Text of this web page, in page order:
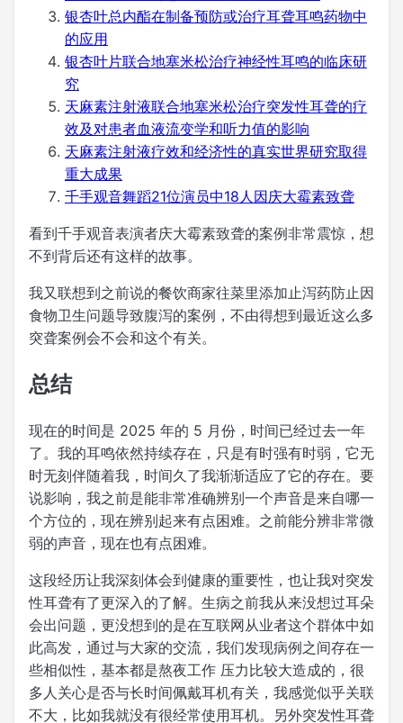
银杏叶总内酯在制备预防或治疗耳聋耳鸣药物中
的应用
银杏叶片联合地塞米松治疗神经性耳鸣的临床研
究
天麻素注射液联合地塞米松治疗突发性耳聋的疗
效及对患者血液流变学和听力值的影响
天麻素注射液疗效和经济性的真实世界研究取得
重大成果
千手观音舞蹈21位演员中18人因庆大霉素致聋
看到千手观音表演者庆大霉素致聋的案例非常震惊，想
不到背后还有这样的故事。
我又联想到之前说的餐饮商家往菜里添加止泻药防止因
食物卫生问题导致腹泻的案例，不由得想到最近这么多
突聋案例会不会和这个有关。
总结
现在的时间是 2025 年的 5 月份，时间已经过去一年
了。我的耳鸣依然持续存在，只是有时强有时弱，它无
时无刻伴随着我，时间久了我渐渐适应了它的存在。要
说影响，我之前是能非常准确辨别一个声音是来自哪一
个方位的，现在辨别起来有点困难。之前能分辨非常微
弱的声音，现在也有点困难。
这段经历让我深刻体会到健康的重要性，也让我对突发
性耳聋有了更深入的了解。生病之前我从来没想过耳朵
会出问题，更没想到的是在互联网从业者这个群体中如
此高发，通过与大家的交流，我们发现病例之间存在一
些相似性，基本都是熬夜工作 压力比较大造成的，很
多人关心是否与长时间佩戴耳机有关，我感觉似乎关联
不大，比如我就没有很经常使用耳机。另外突发性耳聋